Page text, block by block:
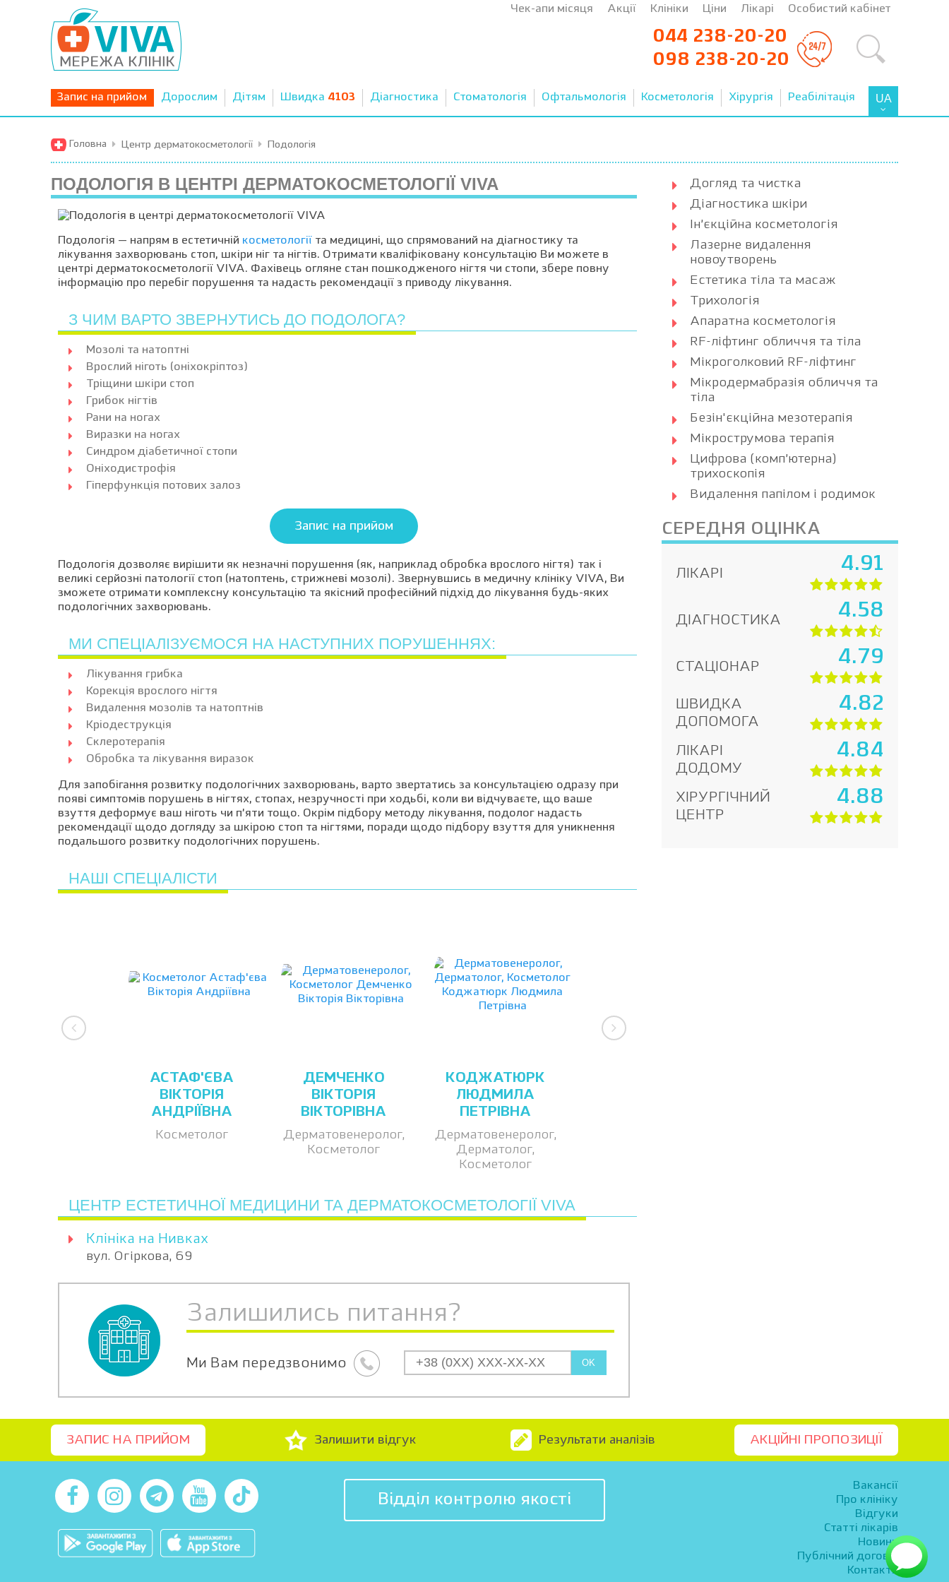
Чек-апи місяця Акції Клініки Ціни Лікарі Особистий кабінет
044 238-20-20
098 238-20-20
Запис на прийом Дорослим Дітям Швидка 4103 Діагностика Стоматологія Офтальмологія Косметологія Хірургія Реабілітація UA
Головна Центр дерматокосметології Подологія
ПОДОЛОГІЯ В ЦЕНТРІ ДЕРМАТОКОСМЕТОЛОГІЇ VIVA
Подологія — напрям в естетичній косметології та медицині, що спрямований на діагностику та
лікування захворювань стоп, шкіри ніг та нігтів. Отримати кваліфіковану консультацію Ви можете в
центрі дерматокосметології VIVA. Фахівець огляне стан пошкодженого нігтя чи стопи, збере повну
інформацію про перебіг порушення та надасть рекомендації з приводу лікування.
З ЧИМ ВАРТО ЗВЕРНУТИСЬ ДО ПОДОЛОГА?
Мозолі та натоптні
Врослий ніготь (оніхокріптоз)
Тріщини шкіри стоп
Грибок нігтів
Рани на ногах
Виразки на ногах
Синдром діабетичної стопи
Оніходистрофія
Гіперфункція потових залоз
Запис на прийом
Подологія дозволяє вирішити як незначні порушення (як, наприклад обробка врослого нігтя) так і
великі серйозні патології стоп (натоптень, стрижневі мозолі). Звернувшись в медичну клініку VIVA, Ви
зможете отримати комплексну консультацію та якісний професійний підхід до лікування будь-яких
подологічних захворювань.
МИ СПЕЦІАЛІЗУЄМОСЯ НА НАСТУПНИХ ПОРУШЕННЯХ:
Лікування грибка
Корекція врослого нігтя
Видалення мозолів та натоптнів
Кріодеструкція
Склеротерапія
Обробка та лікування виразок
Для запобігання розвитку подологічних захворювань, варто звертатись за консультацією одразу при
появі симптомів порушень в нігтях, стопах, незручності при ходьбі, коли ви відчуваєте, що ваше
взуття деформує ваш ніготь чи п’яти тощо. Окрім підбору методу лікування, подолог надасть
рекомендації щодо догляду за шкірою стоп та нігтями, поради щодо підбору взуття для уникнення
подальшого розвитку подологічних порушень.
НАШІ СПЕЦІАЛІСТИ
АСТАФ'ЄВА
ВІКТОРІЯ
АНДРІЇВНА
Косметолог
ДЕМЧЕНКО
ВІКТОРІЯ
ВІКТОРІВНА
Дерматовенеролог,
Косметолог
КОДЖАТЮРК
ЛЮДМИЛА
ПЕТРІВНА
Дерматовенеролог,
Дерматолог,
Косметолог
ЦЕНТР ЕСТЕТИЧНОЇ МЕДИЦИНИ ТА ДЕРМАТОКОСМЕТОЛОГІЇ VIVA
Клініка на Нивках
вул. Огіркова, 69
Залишились питання?
Ми Вам передзвонимо OK
Догляд та чистка
Діагностика шкіри
Ін’єкційна косметологія
Лазерне видалення
новоутворень
Естетика тіла та масаж
Трихологія
Апаратна косметологія
RF-ліфтинг обличчя та тіла
Мікроголковий RF-ліфтинг
Мікродермабразія обличчя та
тіла
Безін'єкційна мезотерапія
Мікрострумова терапія
Цифрова (комп’ютерна)
трихоскопія
Видалення папілом і родимок
СЕРЕДНЯ ОЦІНКА
ЛІКАРІ 4.91
ДІАГНОСТИКА 4.58
СТАЦІОНАР 4.79
ШВИДКА
ДОПОМОГА
4.82
ЛІКАРІ
ДОДОМУ
4.84
ХІРУРГІЧНИЙ
ЦЕНТР
4.88
ЗАПИС НА ПРИЙОМ Залишити відгук Результати аналізів АКЦІЙНІ ПРОПОЗИЦІЇ
Відділ контролю якості
Вакансії
Про клініку
Відгуки
Статті лікарів
Новини
Публічний договір
Контакти